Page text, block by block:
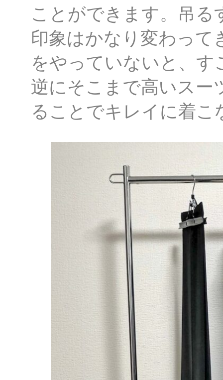
ことができます。吊
印象はかなり変わって
をやっていないと、
逆にそこまで高いスー
ることでキレイに着